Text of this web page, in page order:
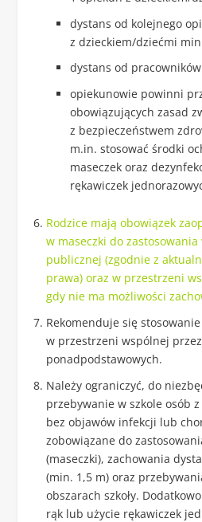
dystans od kolejnego
z dzieckiem/dziećmi
dystans od
opiekunowie powinni
obowiązujących zasad
z bezpieczeństwem
m.in. stosować środki
maseczek oraz
rękawiczek
Rodzice mają obowiązek
w maseczki do
publicznej (zgodnie z
prawa) oraz w przestrzeni
gdy nie ma możliwości
Rekomenduje się
w przestrzeni wspólnej
ponadpodstawowych.
Należy ograniczyć, do
przebywanie w szkole osób
bez objawów infekcji lub
zobowiązane do
(maseczki), zachowania
(min. 1,5 m) oraz
obszarach szkoły.
rąk lub użycie rękawiczek